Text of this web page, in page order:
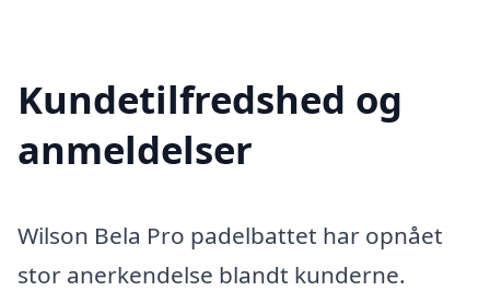
Kundetilfredshed og
anmeldelser
Wilson Bela Pro padelbattet har opnået
stor anerkendelse blandt kunderne.